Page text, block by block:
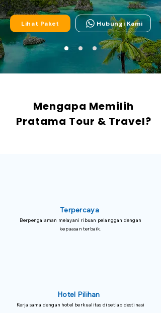
Lihat Paket Hubungi Kami
Mengapa Memilih
Pratama Tour & Travel?
Terpercaya
Berpengalaman melayani ribuan pelanggan dengan
kepuasan terbaik.
Hotel Pilihan
Kerja sama dengan hotel berkualitas di setiap destinasi